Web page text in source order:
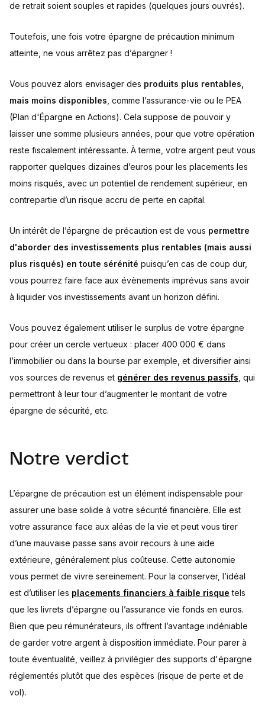
de retrait soient souples et rapides (quelques jours ouvrés).
Toutefois, une fois votre épargne de précaution minimum
atteinte, ne vous arrêtez pas d’épargner !
Vous pouvez alors envisager des produits plus rentables,
mais moins disponibles , comme l’assurance-vie ou le PEA
(Plan d'Épargne en Actions). Cela suppose de pouvoir y
laisser une somme plusieurs années, pour que votre opération
reste fiscalement intéressante. À terme, votre argent peut vous
rapporter quelques dizaines d’euros pour les placements les
moins risqués, avec un potentiel de rendement supérieur, en
contrepartie d’un risque accru de perte en capital.
Un intérêt de l’épargne de précaution est de vous permettre
d'aborder des investissements plus rentables (mais aussi
plus risqués) en toute sérénité puisqu’en cas de coup dur,
vous pourrez faire face aux évènements imprévus sans avoir
à liquider vos investissements avant un horizon défini.
Vous pouvez également utiliser le surplus de votre épargne
pour créer un cercle vertueux : placer 400 000 € dans
l’immobilier ou dans la bourse par exemple, et diversifier ainsi
vos sources de revenus et générer des revenus passifs , qui
permettront à leur tour d’augmenter le montant de votre
épargne de sécurité, etc.
Notre verdict
L’épargne de précaution est un élément indispensable pour
assurer une base solide à votre sécurité financière. Elle est
votre assurance face aux aléas de la vie et peut vous tirer
d’une mauvaise passe sans avoir recours à une aide
extérieure, généralement plus coûteuse. Cette autonomie
vous permet de vivre sereinement. Pour la conserver, l’idéal
est d’utiliser les placements financiers à faible risque tels
que les livrets d’épargne ou l’assurance vie fonds en euros.
Bien que peu rémunérateurs, ils offrent l’avantage indéniable
de garder votre argent à disposition immédiate. Pour parer à
toute éventualité, veillez à privilégier des supports d'épargne
réglementés plutôt que des espèces (risque de perte et de
vol).